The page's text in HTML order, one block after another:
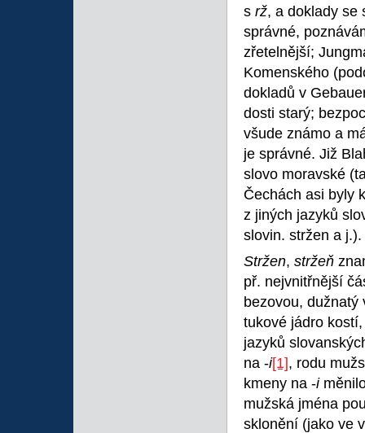
s rž, a doklady se
správné,
zřetelnější;
Komenského
dokladů v
dosti starý;
všude známo a
je správné. Již
slovo moravské
Čechách asi byly
z jiných jazyků
slovin. stržen a j.).
Stržen, stržeň
př. nejvnitřnější
bezovou,
tukové jádro
jazyků
na -i[1], rodu
kmeny na -i
mužská jména
sklonění (jako ve